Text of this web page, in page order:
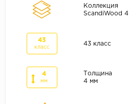
Коллекция
ScandiWood 4
43
класс
43 класс
4
мм
Толщина
4 мм